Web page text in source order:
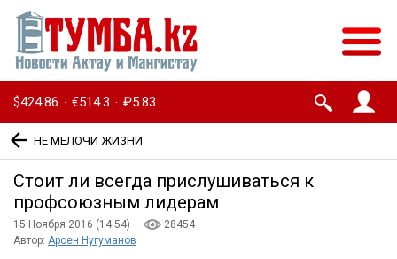
$424.86 · €514.3 · ₽5.83
НЕ МЕЛОЧИ ЖИЗНИ
Стоит ли всегда прислушиваться к
профсоюзным лидерам
15 Ноября 2016 (14:54) ·
28454
Автор: Арсен Нугуманов